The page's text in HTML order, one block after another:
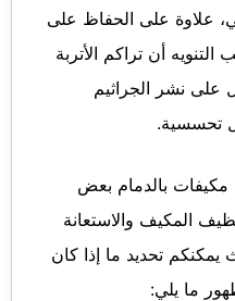
علاوة على الحفاظ على
أن تراكم الأتربة
على نشر الجراثيم
تحسسية.
بالدمام بعض
المكيف والاستعانة
يمكنكم تحديد ما إذا كان
ما يلي: